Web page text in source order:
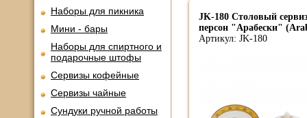
Наборы для пикника
Мини - бары
Наборы для спиртного и
подарочные штофы
Сервизы кофейные
Сервизы чайные
Сундуки ручной работы
JK-180 Столовый
персон "Арабески"
Артикул: JK-180